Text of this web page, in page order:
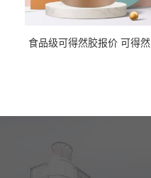
食品级可得然胶报价 可得然